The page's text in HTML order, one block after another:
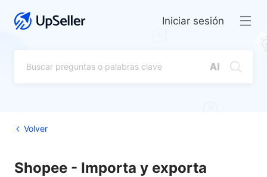
Iniciar sesión
Volver
Shopee - Importa y exporta